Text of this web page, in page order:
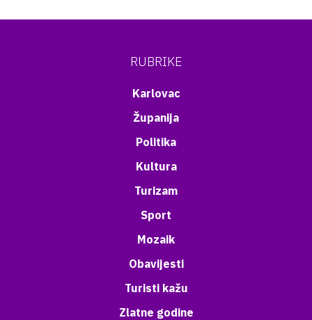
RUBRIKE
Karlovac
Županija
Politika
Kultura
Turizam
Sport
Mozaik
Obavijesti
Turisti kažu
Zlatne godine